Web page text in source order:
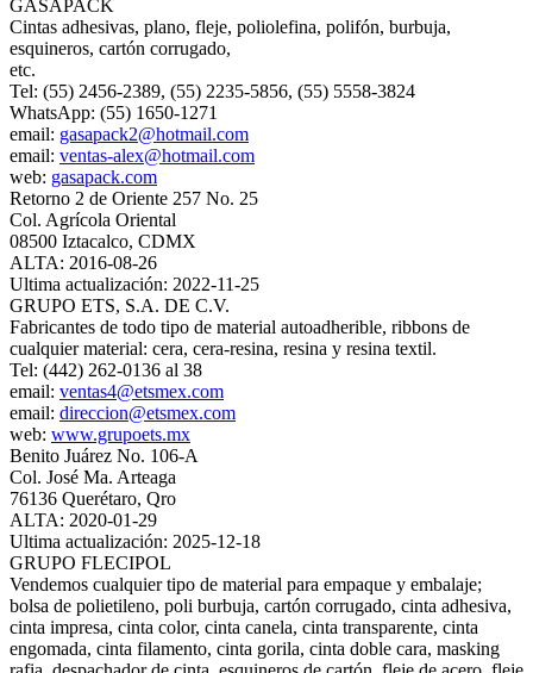
GASAPACK
Cintas adhesivas, plano, fleje, poliolefina, polifón, burbuja,
esquineros, cartón corrugado,
etc.
Tel: (55) 2456-2389, (55) 2235-5856, (55) 5558-3824
WhatsApp: (55) 1650-1271
email: gasapack2@hotmail.com
email: ventas-alex@hotmail.com
web: gasapack.com
Retorno 2 de Oriente 257 No. 25
Col. Agrícola Oriental
08500 Iztacalco, CDMX
ALTA: 2016-08-26
Ultima actualización: 2022-11-25
GRUPO ETS, S.A. DE C.V.
Fabricantes de todo tipo de material autoadherible, ribbons de
cualquier material: cera, cera‐resina, resina y resina textil.
Tel: (442) 262-0136 al 38
email: ventas4@etsmex.com
email: direccion@etsmex.com
web: www.grupoets.mx
Benito Juárez No. 106-A
Col. José Ma. Arteaga
76136 Querétaro, Qro
ALTA: 2020-01-29
Ultima actualización: 2025-12-18
GRUPO FLECIPOL
Vendemos cualquier tipo de material para empaque y embalaje;
bolsa de polietileno, poli burbuja, cartón corrugado, cinta adhesiva,
cinta impresa, cinta color, cinta canela, cinta transparente, cinta
engomada, cinta filamento, cinta gorila, cinta doble cara, masking